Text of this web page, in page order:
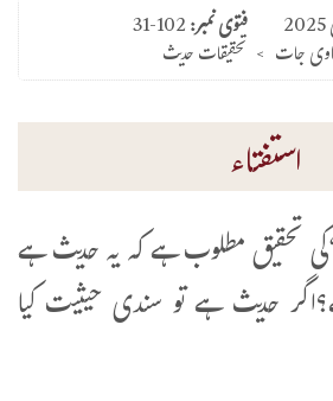
فتوی نمبر:31-102
جات > تحقیقات حدیث
استفتاء
تحقیق مطلوب ہے کہ یہ حدیث ہے
حدیث ہے تو سندی حیثیت کیا